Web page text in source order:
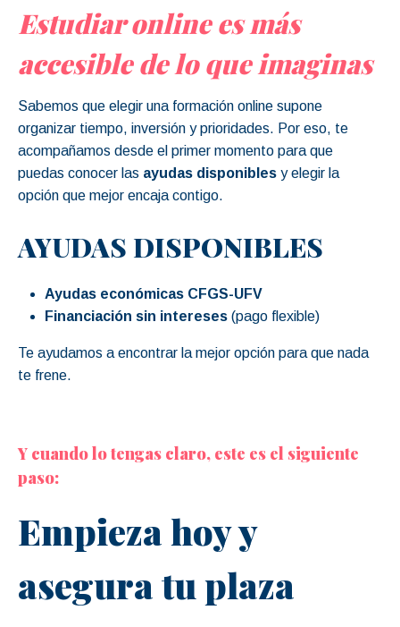
Estudiar online es más
accesible de lo que imaginas
Sabemos que elegir una formación online supone
organizar tiempo, inversión y prioridades. Por eso, te
acompañamos desde el primer momento para que
puedas conocer las ayudas disponibles y elegir la
opción que mejor encaja contigo.
AYUDAS DISPONIBLES
Ayudas económicas CFGS-UFV
Financiación sin intereses (pago flexible)
Te ayudamos a encontrar la mejor opción para que nada
te frene.
Y cuando lo tengas claro, este es el siguiente
paso:
Empieza hoy y
asegura tu plaza